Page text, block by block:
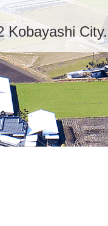
Kobayashi